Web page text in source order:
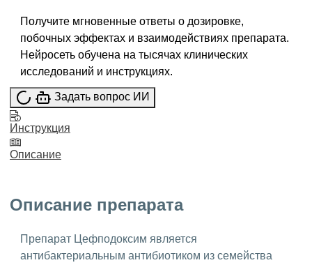
Получите мгновенные ответы о дозировке,
побочных эффектах и взаимодействиях препарата.
Нейросеть обучена на тысячах клинических
исследований и инструкциях.
Задать вопрос ИИ
Инструкция
Описание
Описание препарата
Препарат Цефподоксим является
антибактериальным антибиотиком из семейства